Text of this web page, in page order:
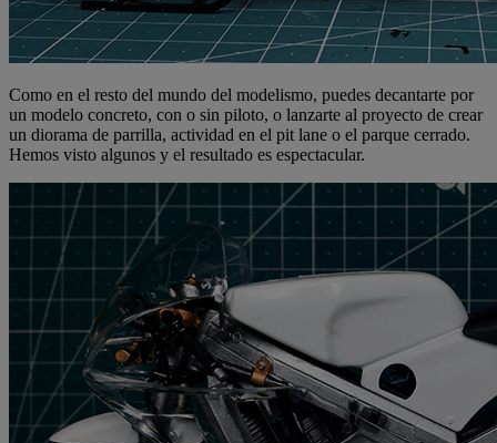
Como en el resto del mundo del modelismo, puedes decantarte por
un modelo concreto, con o sin piloto, o lanzarte al proyecto de crear
un diorama de parrilla, actividad en el pit lane o el parque cerrado.
Hemos visto algunos y el resultado es espectacular.